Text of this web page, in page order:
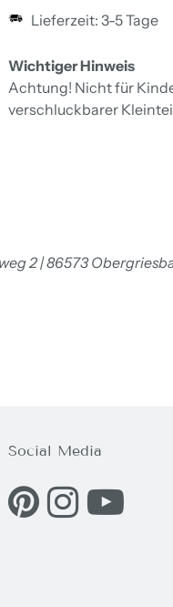
Lieferzeit: 3-5 Tage
Wichtiger Hinweis
Achtung! Nicht für
verschluckbarer
2 | 86573
Social Media
Eine externeEine externe
Eine